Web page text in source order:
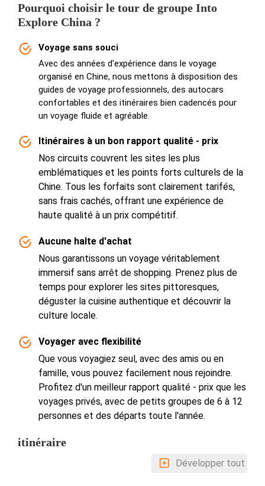
Pourquoi choisir le tour de groupe Into
Explore China ?
Voyage sans souci
Avec des années d'expérience dans le voyage
organisé en Chine, nous mettons à disposition des
guides de voyage professionnels, des autocars
confortables et des itinéraires bien cadencés pour
un voyage fluide et agréable.
Itinéraires à un bon rapport qualité - prix
Nos circuits couvrent les sites les plus
emblématiques et les points forts culturels de la
Chine. Tous les forfaits sont clairement tarifés,
sans frais cachés, offrant une expérience de
haute qualité à un prix compétitif.
Aucune halte d'achat
Nous garantissons un voyage véritablement
immersif sans arrêt de shopping. Prenez plus de
temps pour explorer les sites pittoresques,
déguster la cuisine authentique et découvrir la
culture locale.
Voyager avec flexibilité
Que vous voyagiez seul, avec des amis ou en
famille, vous pouvez facilement nous rejoindre.
Profitez d'un meilleur rapport qualité - prix que les
voyages privés, avec de petits groupes de 6 à 12
personnes et des départs toute l'année.
itinéraire
Développer tout